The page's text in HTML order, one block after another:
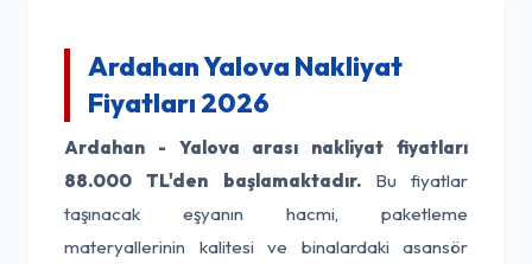
Ardahan Yalova Nakliyat
Fiyatları 2026
Ardahan - Yalova arası nakliyat fiyatları
88.000 TL'den başlamaktadır.Bu fiyatlar
taşınacak eşyanın hacmi, paketleme
materyallerinin kalitesi ve binalardaki asansör